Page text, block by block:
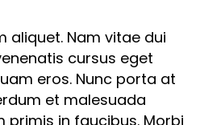
aliquet. Nam vitae dui
cursus eget
eros. Nunc porta at
et malesuada
in faucibus. Morbi